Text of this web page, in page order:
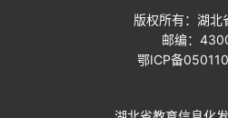
版权所有：湖北
邮编：
鄂ICP备